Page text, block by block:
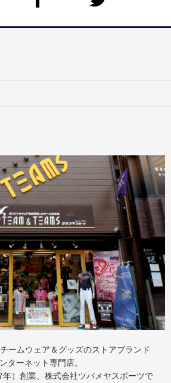
ームウェア＆グッズのストアブランド
ターネット専門店。
）創業、株式会社ツバメヤスポーツで